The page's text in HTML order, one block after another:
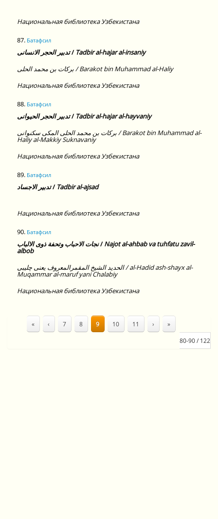
Национальная библиотека Узбекистана
87. Батафсил
تدبير الحجر الانسانى/ Tadbir al-hajar al-insaniy
بركات بن محمد الحلى / Barakot bin Muhammad al-Haliy
Национальная библиотека Узбекистана
88. Батафсил
تدبير الحجر الحيوانى/ Tadbir al-hajar al-hayvaniy
بركات بن محمد الحلى المكى سكنوانى / Barakot bin Muhammad al-
Haliy al-Makkiy Suknavaniy
Национальная библиотека Узбекистана
89. Батафсил
تدبير الاجساد/ Tadbir al-ajsad
Национальная библиотека Узбекистана
90. Батафсил
نجات الاحباب وتحفة ذوى الالباب/Najot al-ahbab va tuhfatu zavil-
albob
الحديد الشيخ المقمرالمعروف يعنى چليبى / al-Hadid ash-shayx al-
Muqammar al-maruf yani Chalabiy
Национальная библиотека Узбекистана
« ‹ 7 8 9 10 11 › »
80-90 / 122